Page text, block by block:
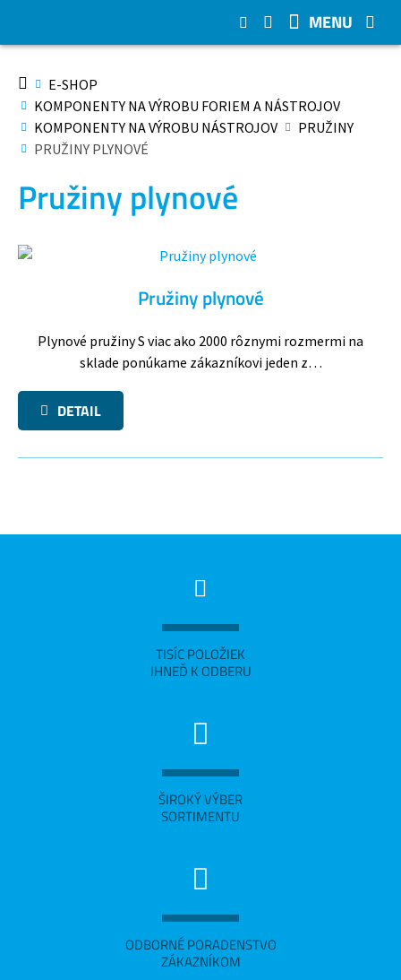
E-SHOP
KOMPONENTY NA VÝROBU FORIEM A NÁSTROJOV
KOMPONENTY NA VÝROBU NÁSTROJOV
PRUŽINY
PRUŽINY PLYNOVÉ
Pružiny plynové
Pružiny plynové
Plynové pružiny S viac ako 2000 rôznymi rozmermi na
sklade ponúkame zákazníkovi jeden z…
DETAIL
TISÍC POLOŽIEK
IHNEĎ K ODBERU
ŠIROKÝ VÝBER
SORTIMENTU
ODBORNÉ PORADENSTVO
ZÁKAZNÍKOM
MENU